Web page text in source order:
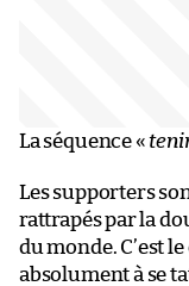
La séquence «
Les supporters
rattrapés par la
du monde. C’est
absolument à se